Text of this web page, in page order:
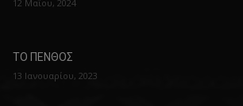
12 Μαΐου, 2024
ΤΟ ΠΕΝΘΟΣ
13 Ιανουαρίου, 2023